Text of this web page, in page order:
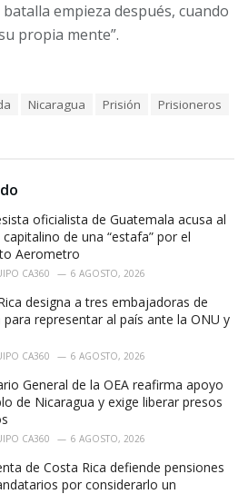
empieza después, cuando
propia mente”.
Nicaragua Prisión
Prisioneros
oficialista de Guatemala acusa al
de una “estafa” por el
Aerometro
CA360 6 AGOSTO, 2026
designa a tres embajadoras de
para representar al país ante la ONU y
CA360 6 AGOSTO, 2026
General de la OEA reafirma apoyo
de Nicaragua y exige liberar presos
CA360 6 AGOSTO, 2026
de Costa Rica defiende pensiones
por considerarlo un